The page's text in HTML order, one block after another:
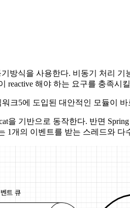
방식을 사용한다. 비동기 처리
reactive 해야 하는 요구를 충족시
크5에 도입된 대안적인 모듈이
을 기반으로 동작한다. 반면
1개의 이벤트를 받는 스레드와